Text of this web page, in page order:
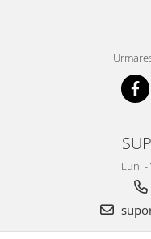
Luni -